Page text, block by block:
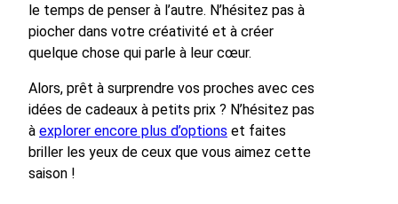
le temps de penser à l’autre. N’hésitez pas à
piocher dans votre créativité et à créer
quelque chose qui parle à leur cœur.
Alors, prêt à surprendre vos proches avec ces
idées de cadeaux à petits prix ? N’hésitez pas
à explorer encore plus d’options et faites
briller les yeux de ceux que vous aimez cette
saison !